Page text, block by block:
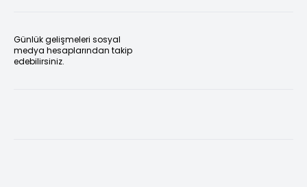
Günlük gelişmeleri sosyal
medya hesaplarından takip
edebilirsiniz.